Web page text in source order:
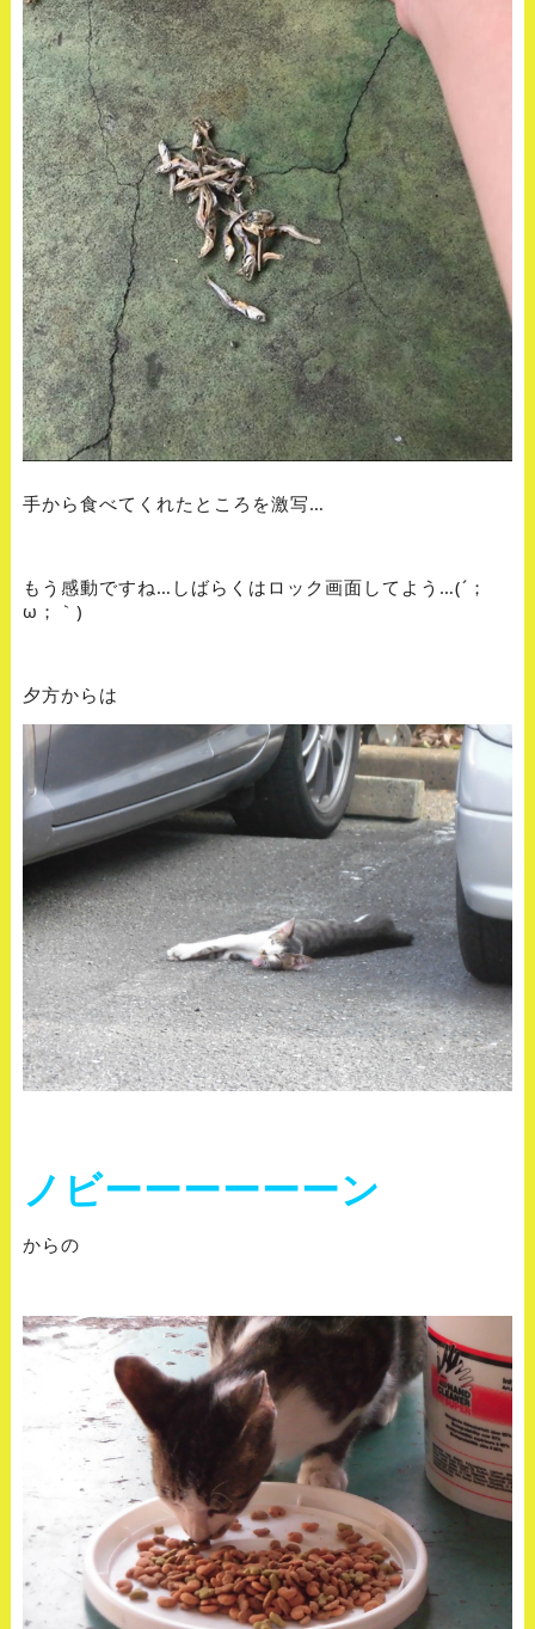
手から食べてくれたところを激写…
もう感動ですね…しばらくはロック画面してよう…(´；
ω；｀)
夕方からは
ノビーーーーーーン
からの